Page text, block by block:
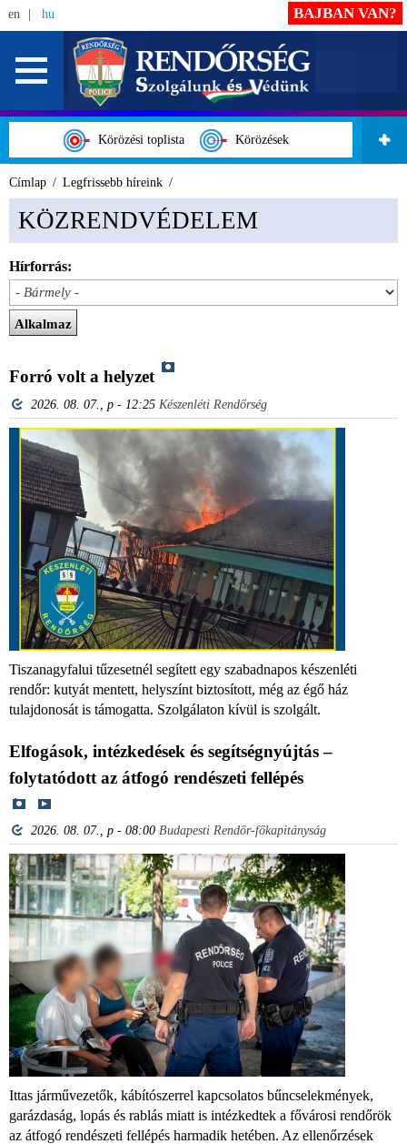
en hu
Körözési toplista Körözések
BAJBAN VAN?
Címlap Legfrissebb híreink
KÖZRENDVÉDELEM
Hírforrás:
​​​​​​​Forró volt a helyzet
2026. 08. 07., p - 12:25 Készenléti Rendőrség
Tiszanagyfalui tűzesetnél segített egy szabadnapos készenléti
rendőr: kutyát mentett, helyszínt biztosított, még az égő ház
tulajdonosát is támogatta. Szolgálaton kívül is szolgált.
Elfogások, intézkedések és segítségnyújtás –
folytatódott az átfogó rendészeti fellépés
2026. 08. 07., p - 08:00 Budapesti Rendőr-főkapitányság
Ittas járművezetők, kábítószerrel kapcsolatos bűncselekmények,
garázdaság, lopás és rablás miatt is intézkedtek a fővárosi rendőrök
az átfogó rendészeti fellépés harmadik hetében. Az ellenőrzések